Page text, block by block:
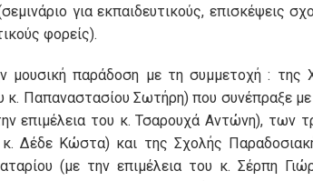
για εκπαιδευτικούς, επισκέψεις
φορείς).
μουσική παράδοση με τη συμμετοχή : της
κ. Παπαναστασίου Σωτήρη) που συνέπραξε
επιμέλεια του κ. Τσαρουχά Αντώνη),
Δέδε Κώστα) και της Σχολής
(με την επιμέλεια του κ. Σέρπη